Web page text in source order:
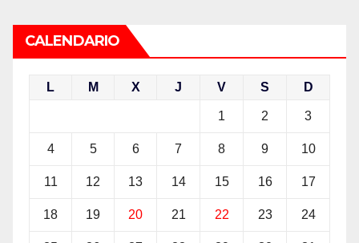
CALENDARIO
L M X J V S D
1 2 3
4 5 6 7 8 9 10
11 12 13 14 15 16 17
18 19 20 21 22 23 24